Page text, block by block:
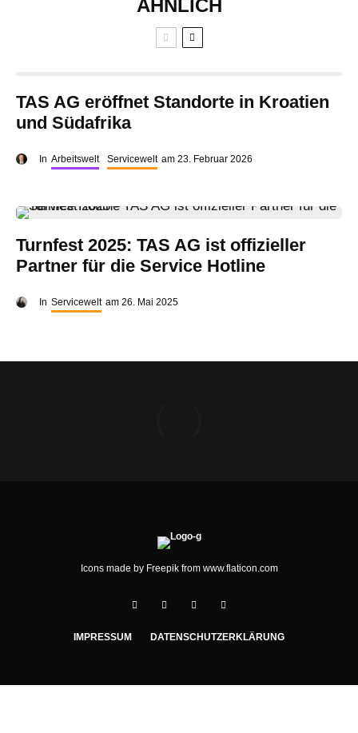
ÄHNLICH
TAS AG eröffnet Standorte in Kroatien
und Südafrika
In Arbeitswelt Servicewelt am 23. Februar 2026
Turnfest 2025: TAS AG ist offizieller
Partner für die Service Hotline
In Servicewelt am 26. Mai 2025
Icons made by Freepikfrom www.flaticon.com
IMPRESSUM DATENSCHUTZERKLÄRUNG